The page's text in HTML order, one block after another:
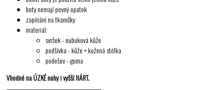
boty nemají pevný opatek
zapínání na tkaničky
materiál:
svršek - nubuková kůže
podšívka - kůže + kožená stélka
podešev - guma
Vhodné na ÚZKÉ nohy i vyšší NÁRT.